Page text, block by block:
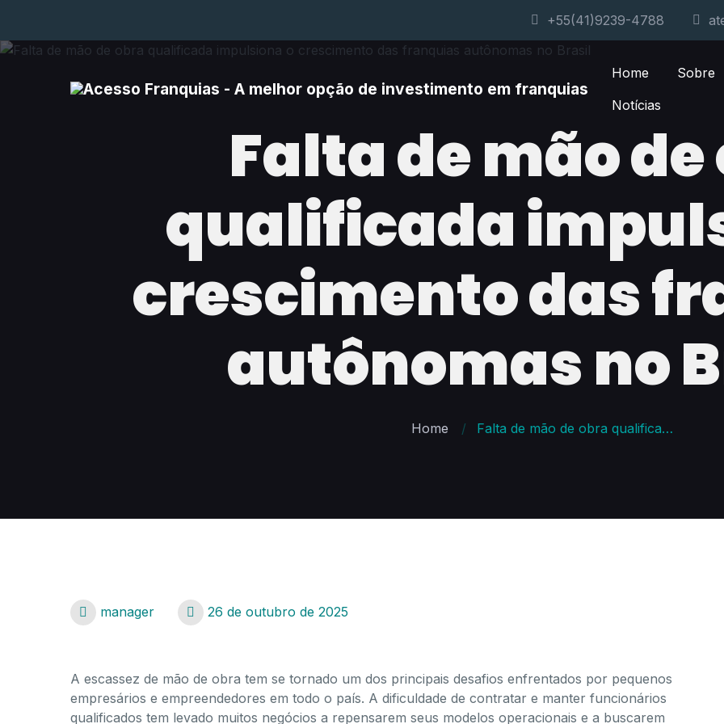
+55(41)9239-4788
Home Sobre
Notícias
Falta de mão
qualificada
crescimento das
autônomas no
Home Falta de mão de obra qualificada impulsiona o crescimento das franquias autônomas no Brasil
manager 26 de outubro de 2025
A escassez de mão de obra tem se tornado um dos principais desafios enfrentados por pequenos
empresários e empreendedores em todo o país. A dificuldade de contratar e manter funcionários
qualificados tem levado muitos negócios a repensarem seus modelos operacionais e a buscarem